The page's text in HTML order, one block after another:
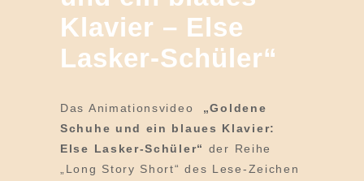
Klavier – Else
Lasker-Schüler“
Das Animationsvideo
„Goldene
Schuhe und ein blaues Klavier:
Else Lasker-Schüler“ der Reihe
„Long Story Short“ des Lese-Zeichen